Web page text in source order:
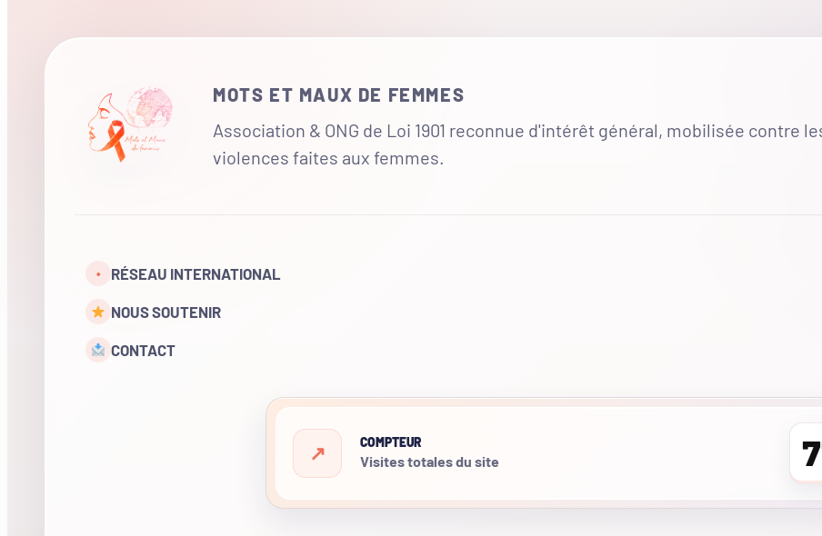
MOTS ET MAUX DE FEMMES
Association & ONG de Loi 1901 reconnue d'intérêt général, mobilisée contre
violences faites aux femmes.
• RÉSEAU INTERNATIONAL
NOUS SOUTENIR
CONTACT
COMPTEUR
Visites totales du site